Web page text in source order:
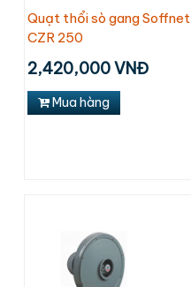
Quạt thổi sò gang Soffnet
CZR 250
2,420,000 VNĐ
Mua hàng